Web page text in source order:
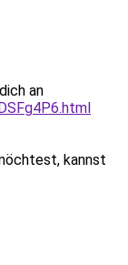
an
kannst